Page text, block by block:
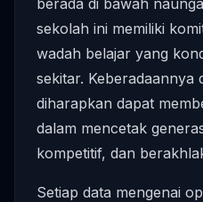
berada di bawah
sekolah ini memiliki
wadah belajar yang
sekitar. Keberadaannya
diharapkan dapat
dalam mencetak
kompetitif, dan
Setiap data mengenai